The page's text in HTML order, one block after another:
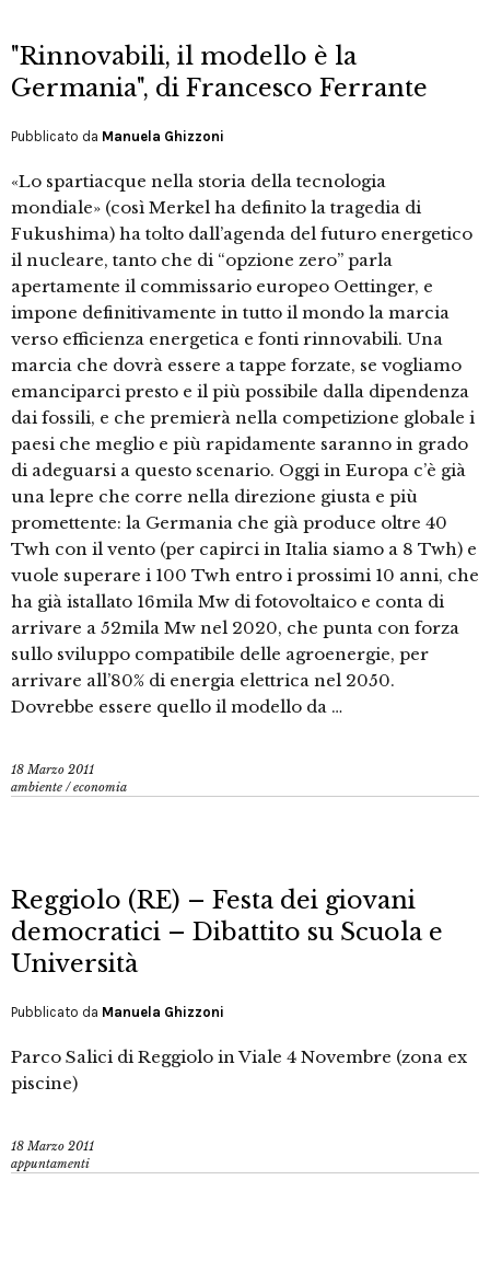
"Rinnovabili, il modello è la
Germania", di Francesco Ferrante
Pubblicato da Manuela Ghizzoni
«Lo spartiacque nella storia della tecnologia
mondiale» (così Merkel ha definito la tragedia di
Fukushima) ha tolto dall’agenda del futuro energetico
il nucleare, tanto che di “opzione zero” parla
apertamente il commissario europeo Oettinger, e
impone definitivamente in tutto il mondo la marcia
verso efficienza energetica e fonti rinnovabili. Una
marcia che dovrà essere a tappe forzate, se vogliamo
emanciparci presto e il più possibile dalla dipendenza
dai fossili, e che premierà nella competizione globale i
paesi che meglio e più rapidamente saranno in grado
di adeguarsi a questo scenario. Oggi in Europa c’è già
una lepre che corre nella direzione giusta e più
promettente: la Germania che già produce oltre 40
Twh con il vento (per capirci in Italia siamo a 8 Twh) e
vuole superare i 100 Twh entro i prossimi 10 anni, che
ha già istallato 16mila Mw di fotovoltaico e conta di
arrivare a 52mila Mw nel 2020, che punta con forza
sullo sviluppo compatibile delle agroenergie, per
arrivare all’80% di energia elettrica nel 2050.
Dovrebbe essere quello il modello da …
18 Marzo 2011
ambiente /economia
Reggiolo (RE) – Festa dei giovani
democratici – Dibattito su Scuola e
Università
Pubblicato da Manuela Ghizzoni
Parco Salici di Reggiolo in Viale 4 Novembre (zona ex
piscine)
18 Marzo 2011
appuntamenti